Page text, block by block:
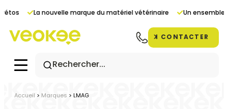
La nouvelle marque du matériel vétérinaire Un ensemble
CONTACTER
Accueil > Marques > LMAG